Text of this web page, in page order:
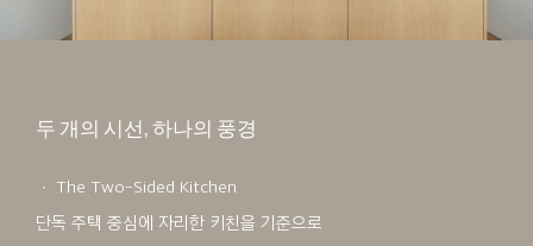
두 개의 시선, 하나의 풍경
ㆍ The Two-Sided Kitchen
단독 주택 중심에 자리한 키친을 기준으로